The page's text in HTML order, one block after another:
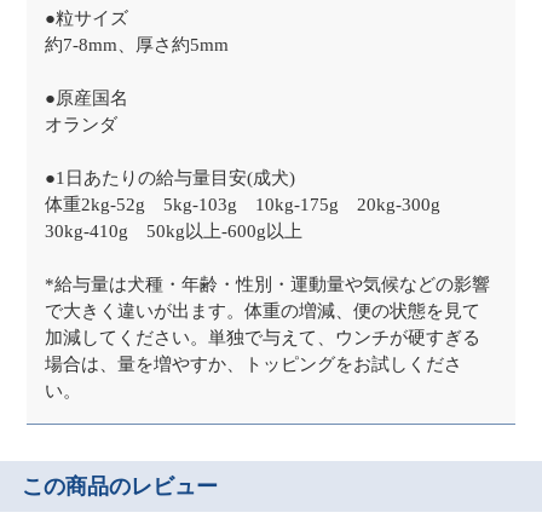
●粒サイズ
約7-8mm、厚さ約5mm
●原産国名
オランダ
●1日あたりの給与量目安(成犬)
体重2kg-52g 5kg-103g 10kg-175g 20kg-300g
30kg-410g 50kg以上-600g以上
*給与量は犬種・年齢・性別・運動量や気候などの影響
で大きく違いが出ます。体重の増減、便の状態を見て
加減してください。単独で与えて、ウンチが硬すぎる
場合は、量を増やすか、トッピングをお試しくださ
い。
この商品のレビュー